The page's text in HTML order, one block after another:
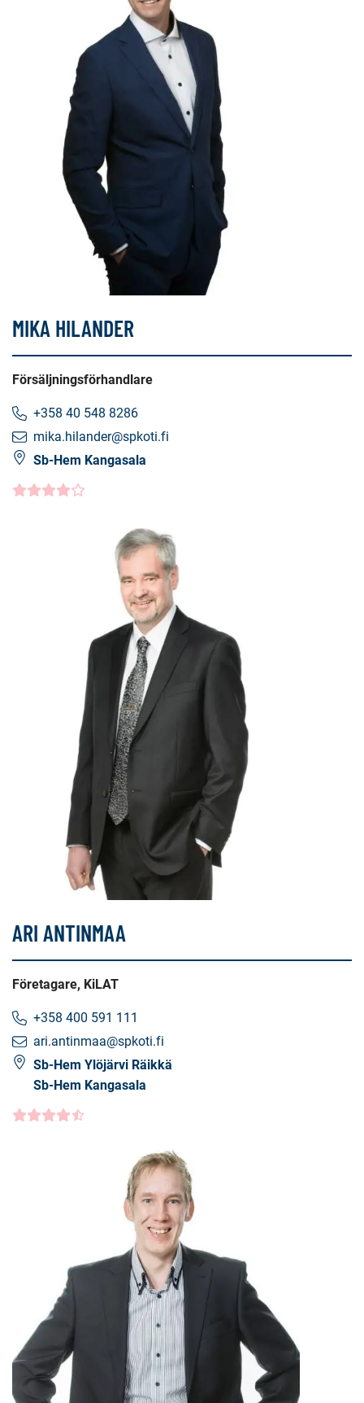
MIKA HILANDER
Försäljningsförhandlare
+358 40 548 8286
mika.hilander@spkoti.fi
Sb-Hem Kangasala
Kundbetyg
ARI ANTINMAA
Företagare, KiLAT
+358 400 591 111
ari.antinmaa@spkoti.fi
Sb-Hem Ylöjärvi Räikkä
Sb-Hem Kangasala
Kundbetyg